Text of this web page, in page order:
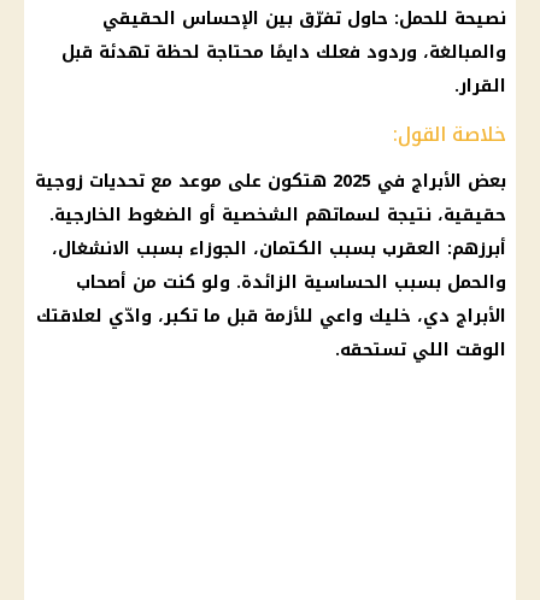
نصيحة للحمل: حاول تفرّق بين الإحساس الحقيقي
والمبالغة، وردود فعلك دايمًا محتاجة لحظة تهدئة قبل
القرار.
خلاصة القول:
بعض الأبراج في 2025 هتكون على موعد مع تحديات زوجية
حقيقية، نتيجة لسماتهم الشخصية أو الضغوط الخارجية.
أبرزهم: العقرب بسبب الكتمان، الجوزاء بسبب الانشغال،
والحمل بسبب الحساسية الزائدة. ولو كنت من أصحاب
الأبراج دي، خليك واعي للأزمة قبل ما تكبر، وادّي لعلاقتك
الوقت اللي تستحقه.